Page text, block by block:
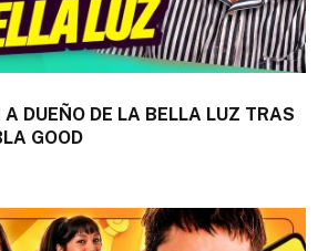
DUEÑO DE LA BELLA LUZ TRAS
GOOD